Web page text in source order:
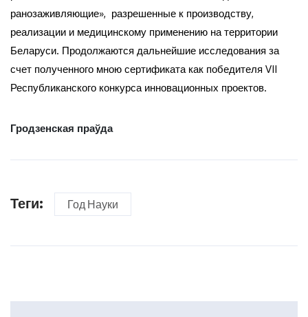
ранозаживляющие», разрешенные к производству,
реализации и медицинскому применению на территории
Беларуси. Продолжаются дальнейшие исследования за
счет полученного мною сертификата как победителя VII
Республиканского конкурса инновационных проектов.
Гродзенская праўда
Теги: Год Науки